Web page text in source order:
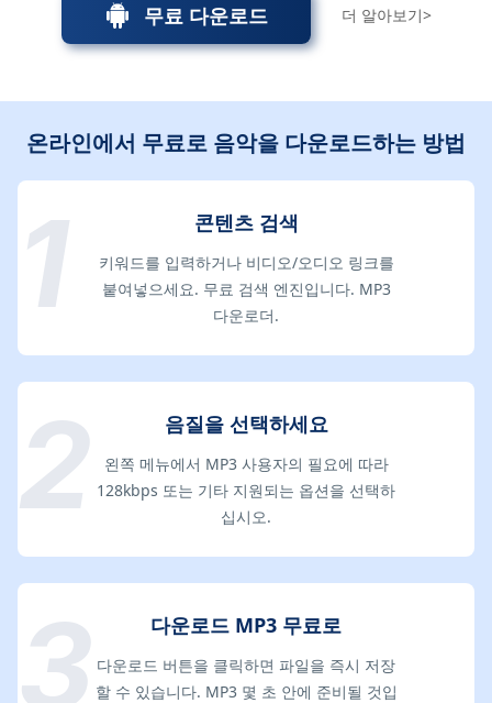
무료 다운로드 더 알아보기>
온라인에서 무료로 음악을 다운로드하는 방법
콘텐츠 검색
키워드를 입력하거나 비디오/오디오 링크를
붙여넣으세요. 무료 검색 엔진입니다. MP3
다운로더.
음질을 선택하세요
왼쪽 메뉴에서 MP3 사용자의 필요에 따라
128kbps 또는 기타 지원되는 옵션을 선택하
십시오.
다운로드 MP3 무료로
다운로드 버튼을 클릭하면 파일을 즉시 저장
할 수 있습니다. MP3 몇 초 안에 준비될 것입